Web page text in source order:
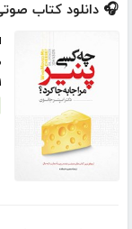
🎧 دانلود کتاب
۱ ساعت و ۲۳ دقیقه